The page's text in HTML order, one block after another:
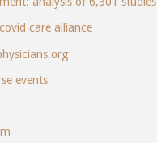
care alliance
events